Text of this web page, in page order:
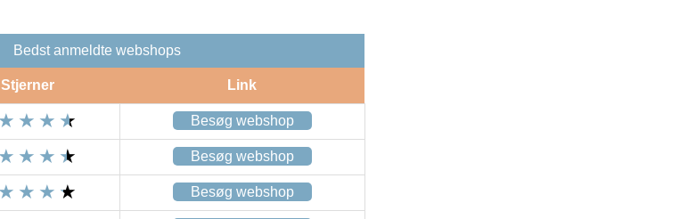
Bedst anmeldte webshops
Stjerner Link
Besøg webshop
Besøg webshop
Besøg webshop